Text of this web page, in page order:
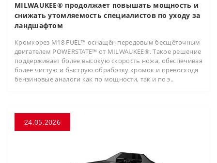
MILWAUKEE® продолжает повышать мощность и
снижать утомляемость специалистов по уходу за
ландшафтом
Кромкорез M18 FUEL™ оснащён передовым бесщёточным
двигателем POWERSTATE™ от MILWAUKEE®. Такое решение
поддерживает более высокую скорость ножа, обеспечивая
более чистую и быструю обработку кромок и превосходя
бензиновые аналоги как по мощности, так и по э..
24.05.2026